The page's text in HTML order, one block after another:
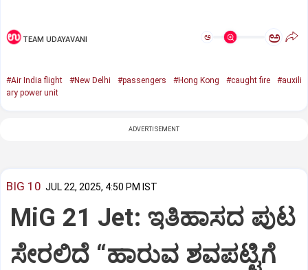
TEAM UDAYAVANI ಅ ಅ
#Air India flight #New Delhi #passengers #Hong Kong #caught fire
#auxili
ary power unit
ADVERTISEMENT
BIG 10 JUL 22, 2025, 4:50 PM IST
MiG 21 Jet: ಇತಿಹಾಸದ ಪುಟ
ಸೇರಲಿದೆ “ಹಾರುವ ಶವಪಟ್ಟಿಗೆ